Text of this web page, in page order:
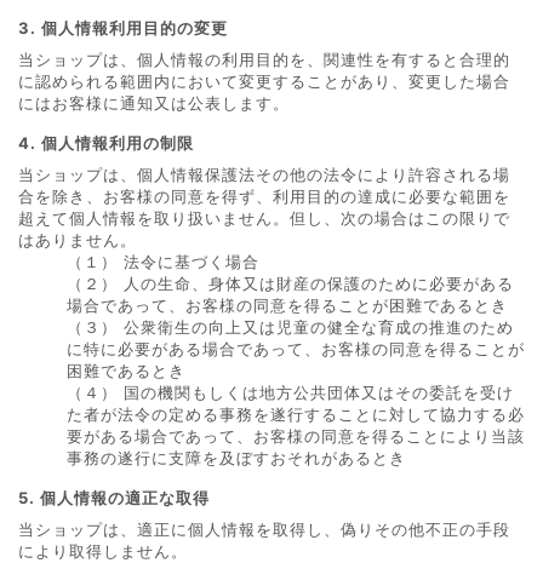
3. 個人情報利用目的の変更
当ショップは、個人情報の利用目的を、関連性を有すると合理的
に認められる範囲内において変更することがあり、変更した場合
にはお客様に通知又は公表します。
4. 個人情報利用の制限
当ショップは、個人情報保護法その他の法令により許容される場
合を除き、お客様の同意を得ず、利用目的の達成に必要な範囲を
超えて個人情報を取り扱いません。但し、次の場合はこの限りで
はありません。
（１） 法令に基づく場合
（２） 人の生命、身体又は財産の保護のために必要がある
場合であって、お客様の同意を得ることが困難であるとき
（３） 公衆衛生の向上又は児童の健全な育成の推進のため
に特に必要がある場合であって、お客様の同意を得ることが
困難であるとき
（４） 国の機関もしくは地方公共団体又はその委託を受け
た者が法令の定める事務を遂行することに対して協力する必
要がある場合であって、お客様の同意を得ることにより当該
事務の遂行に支障を及ぼすおそれがあるとき
5. 個人情報の適正な取得
当ショップは、適正に個人情報を取得し、偽りその他不正の手段
により取得しません。